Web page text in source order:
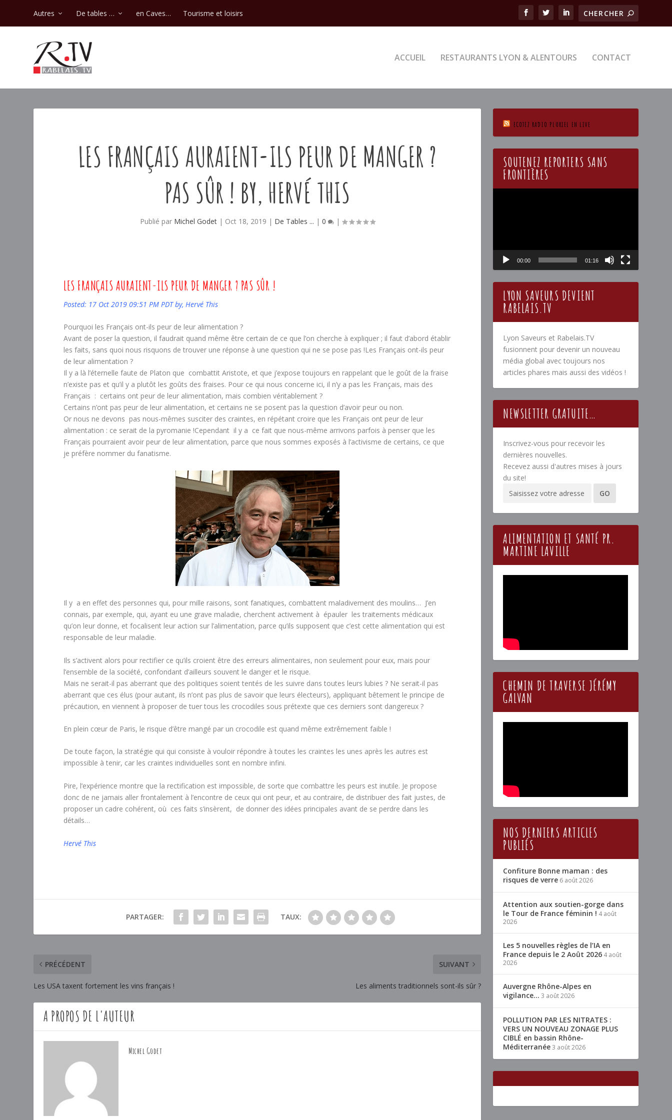
Autres De tables … en Caves… Tourisme et loisirs
ACCUEIL RESTAURANTS LYON & ALENTOURS CONTACT
LES FRANÇAIS AURAIENT-ILS PEUR DE MANGER ?
PAS SÛR ! BY, HERVÉ THIS
Publié par Michel Godet| Oct 18, 2019 | De Tables ... | 0 |
LES FRANÇAIS AURAIENT-ILS PEUR DE MANGER ? PAS SÛR !
Posted: 17 Oct 2019 09:51 PM PDT by, Hervé This
Pourquoi les Français ont-ils peur de leur alimentation ?
Avant de poser la question, il faudrait quand même être certain de ce que l’on cherche à expliquer ; il faut d’abord établir
les faits, sans quoi nous risquons de trouver une réponse à une question qui ne se pose pas !Les Français ont-ils peur
de leur alimentation ?
Il y a là l’éternelle faute de Platon que combattit Aristote, et que j’expose toujours en rappelant que le goût de la fraise
n’existe pas et qu’il y a plutôt les goûts des fraises. Pour ce qui nous concerne ici, il n’y a pas les Français, mais des
Français : certains ont peur de leur alimentation, mais combien véritablement ?
Certains n’ont pas peur de leur alimentation, et certains ne se posent pas la question d’avoir peur ou non.
Or nous ne devons pas nous-mêmes susciter des craintes, en répétant croire que les Français ont peur de leur
alimentation : ce serait de la pyromanie !Cependant il y a ce fait que nous-même arrivons parfois à penser que les
Français pourraient avoir peur de leur alimentation, parce que nous sommes exposés à l’activisme de certains, ce que
je préfère nommer du fanatisme.
Il y a en effet des personnes qui, pour mille raisons, sont fanatiques, combattent maladivement des moulins… J’en
connais, par exemple, qui, ayant eu une grave maladie, cherchent activement à épauler les traitements médicaux
qu’on leur donne, et focalisent leur action sur l’alimentation, parce qu’ils supposent que c’est cette alimentation qui est
responsable de leur maladie.
Ils s’activent alors pour rectifier ce qu’ils croient être des erreurs alimentaires, non seulement pour eux, mais pour
l’ensemble de la société, confondant d’ailleurs souvent le danger et le risque.
Mais ne serait-il pas aberrant que des politiques soient tentés de les suivre dans toutes leurs lubies ? Ne serait-il pas
aberrant que ces élus (pour autant, ils n’ont pas plus de savoir que leurs électeurs), appliquant bêtement le principe de
précaution, en viennent à proposer de tuer tous les crocodiles sous prétexte que ces derniers sont dangereux ?
En plein cœur de Paris, le risque d’être mangé par un crocodile est quand même extrêmement faible !
De toute façon, la stratégie qui qui consiste à vouloir répondre à toutes les craintes les unes après les autres est
impossible à tenir, car les craintes individuelles sont en nombre infini.
Pire, l’expérience montre que la rectification est impossible, de sorte que combattre les peurs est inutile. Je propose
donc de ne jamais aller frontalement à l’encontre de ceux qui ont peur, et au contraire, de distribuer des fait justes, de
proposer un cadre cohérent, où ces faits s’insèrent, de donner des idées principales avant de se perdre dans les
détails…
Hervé This
PARTAGER: TAUX:
PRÉCÉDENT
Les USA taxent fortement les vins français !
SUIVANT
Les aliments traditionnels sont-ils sûr ?
A PROPOS DE L'AUTEUR
Michel Godet
ECOTEZ RADIO PLURIEL EN LIVE
SOUTENEZ REPORTERS SANS
FRONTIÈRES
00:00 01:16
LYON SAVEURS DEVIENT
RABELAIS.TV
Lyon Saveurs et Rabelais.TV
fusionnent pour devenir un nouveau
média global avec toujours nos
articles phares mais aussi des vidéos !
NEWSLETTER GRATUITE…
Inscrivez-vous pour recevoir les
dernières nouvelles.
Recevez aussi d'autres mises à jours
du site!
ALIMENTATION ET SANTÉ PR.
MARTINE LAVILLE
CHEMIN DE TRAVERSE JÉRÉMY
GALVAN
NOS DERNIERS ARTICLES
PUBLIÉS
Confiture Bonne maman : des
risques de verre 6 août 2026
Attention aux soutien-gorge dans
le Tour de France féminin ! 4 août
2026
Les 5 nouvelles règles de l’IA en
France depuis le 2 Août 2026 4 août
2026
Auvergne Rhône-Alpes en
vigilance… 3 août 2026
POLLUTION PAR LES NITRATES :
VERS UN NOUVEAU ZONAGE PLUS
CIBLÉ en bassin Rhône-
Méditerranée3 août 2026